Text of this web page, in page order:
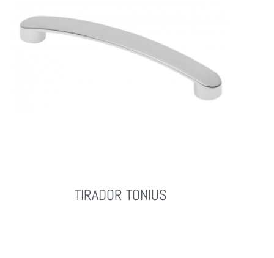
TIRADOR TONIUS